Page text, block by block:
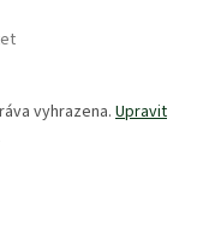
vyhrazena. Upravit